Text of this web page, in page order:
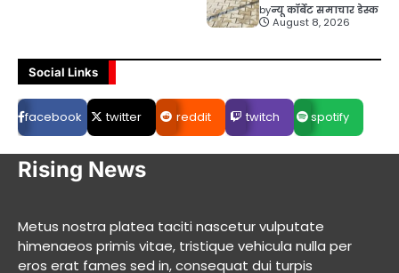
byन्यू कॉर्बेट समाचार डेस्क
August 8, 2026
Social Links
facebook twitter reddit twitch spotify
Rising News
Metus nostra platea taciti nascetur vulputate
himenaeos primis vitae, tristique vehicula nulla per
eros erat fames sed in, consequat dui turpis